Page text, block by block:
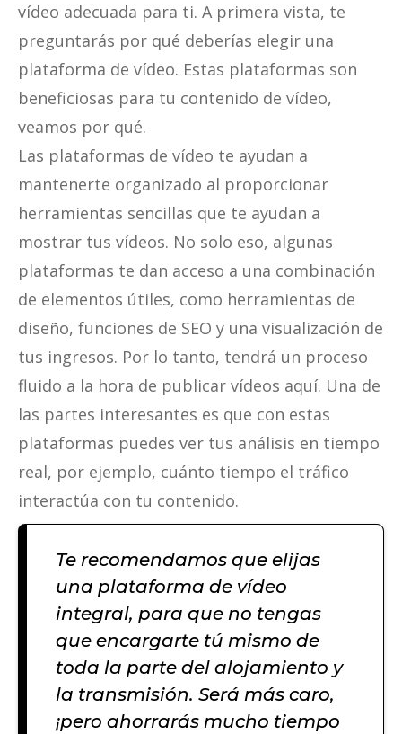
vídeo adecuada para ti. A primera vista, te
preguntarás por qué deberías elegir una
plataforma de vídeo. Estas plataformas son
beneficiosas para tu contenido de vídeo,
veamos por qué.
Las plataformas de vídeo te ayudan a
mantenerte organizado al proporcionar
herramientas sencillas que te ayudan a
mostrar tus vídeos. No solo eso, algunas
plataformas te dan acceso a una combinación
de elementos útiles, como herramientas de
diseño, funciones de SEO y una visualización de
tus ingresos. Por lo tanto, tendrá un proceso
fluido a la hora de publicar vídeos aquí. Una de
las partes interesantes es que con estas
plataformas puedes ver tus análisis en tiempo
real, por ejemplo, cuánto tiempo el tráfico
interactúa con tu contenido.
Te recomendamos que elijas
una plataforma de vídeo
integral, para que no tengas
que encargarte tú mismo de
toda la parte del alojamiento y
la transmisión. Será más caro,
¡pero ahorrarás mucho tiempo